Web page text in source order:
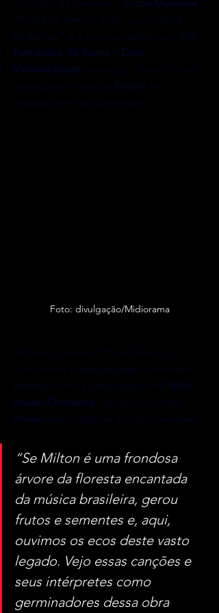
“Canção da América”, Lucas Mamede,
“Ponta de Areia / Tudo o que Você
podia Ser” e o trio composto por Tim
Bernardes, Zé Ibarra e Dora
Morelenbaum, a canção “Anima”, cuja
gravação ao lado de Milton foi
registrada no documentário.
Foto: divulgação/Midiorama
As faixas “Anima”, “Lua Girou” e
“Encontros e despedidas” contaram
também com a participação da Tallin
Studio Orchestra, da Estônia, onde
Pozas gravou a trilha do documentário.
“Se Milton é uma frondosa
árvore da floresta encantada
da música brasileira, gerou
frutos e sementes e, aqui,
ouvimos os ecos deste vasto
legado. Vejo essas canções e
seus intérpretes como
germinadores dessa obra